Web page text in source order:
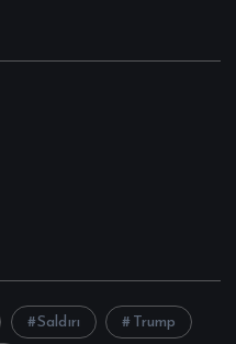
Saldırı Trump